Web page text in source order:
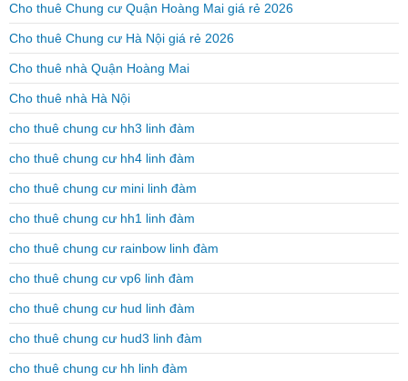
Cho thuê Chung cư Quận Hoàng Mai giá rẻ 2026
Cho thuê Chung cư Hà Nội giá rẻ 2026
Cho thuê nhà Quận Hoàng Mai
Cho thuê nhà Hà Nội
cho thuê chung cư hh3 linh đàm
cho thuê chung cư hh4 linh đàm
cho thuê chung cư mini linh đàm
cho thuê chung cư hh1 linh đàm
cho thuê chung cư rainbow linh đàm
cho thuê chung cư vp6 linh đàm
cho thuê chung cư hud linh đàm
cho thuê chung cư hud3 linh đàm
cho thuê chung cư hh linh đàm